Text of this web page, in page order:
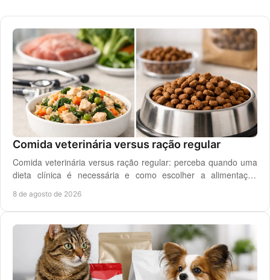
Comida veterinária versus ração regular
Comida veterinária versus ração regular: perceba quando uma
dieta clínica é necessária e como escolher a alimentação
8 de agosto de 2026